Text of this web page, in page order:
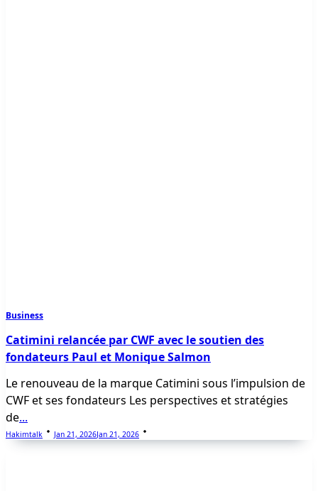
Business
Catimini relancée par CWF avec le soutien des
fondateurs Paul et Monique Salmon
Le renouveau de la marque Catimini sous l’impulsion de
CWF et ses fondateurs Les perspectives et stratégies
de...
Hakimtalk Jan 21, 2026Jan 21, 2026